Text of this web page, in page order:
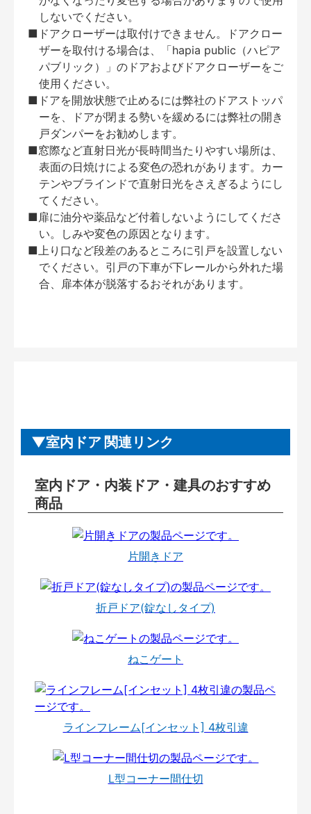
しないでください。
■ドアクローザーは取付けできません。ドアクロー
ザーを取付ける場合は、「hapia public（ハピア
パブリック）」のドアおよびドアクローザーをご
使用ください。
■ドアを開放状態で止めるには弊社のドアストッパ
ーを、ドアが閉まる勢いを緩めるには弊社の開き
戸ダンパーをお勧めします。
■窓際など直射日光が長時間当たりやすい場所は、
表面の日焼けによる変色の恐れがあります。カー
テンやブラインドで直射日光をさえぎるようにし
てください。
■扉に油分や薬品など付着しないようにしてくださ
い。しみや変色の原因となります。
■上り口など段差のあるところに引戸を設置しない
でください。引戸の下車が下レールから外れた場
合、扉本体が脱落するおそれがあります。
室内ドア 関連リンク
室内ドア・内装ドア・建具のおすすめ
商品
片開きドア
折戸ドア(錠なしタイプ)
ねこゲート
ラインフレーム[インセット] 4枚引違
L型コーナー間仕切